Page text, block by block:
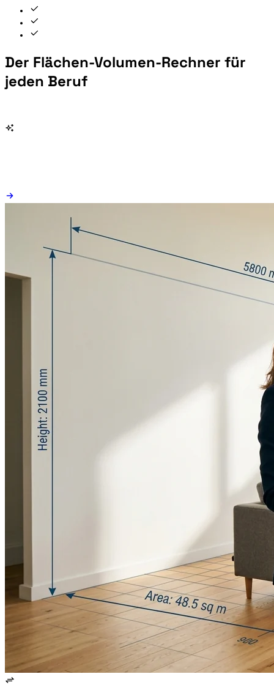
Der Flächen-Volumen-Rechner für
jeden Beruf